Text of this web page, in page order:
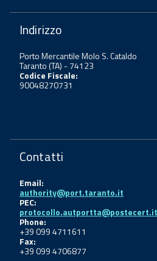
Indirizzo
Porto Mercantile Molo S. Cataldo
Taranto (TA) - 74123
Codice Fiscale:
90048270731
Contatti
Email:
authority@port.taranto.it
PEC:
protocollo.autportta@postecert.it
Phone:
+39 099 4711611
Fax:
+39 099 4706877